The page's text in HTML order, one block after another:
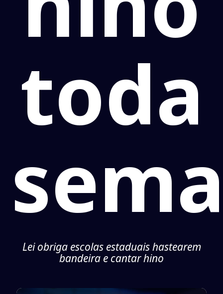
toda
Lei obriga escolas estaduais hastearem
bandeira e cantar hino